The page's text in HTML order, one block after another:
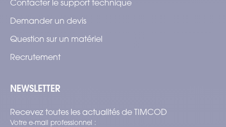
Contacter le support technique
Demander un devis
Question sur un matériel
Recrutement
NEWSLETTER
Recevez toutes les actualités de TIMCOD
Votre e-mail professionnel :